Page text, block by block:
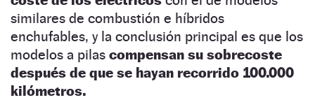
similares de combustión e híbridos
enchufables, y la conclusión principal es que los
modelos a pilas compensan su sobrecoste
después de que se hayan recorrido 100.000
kilómetros.